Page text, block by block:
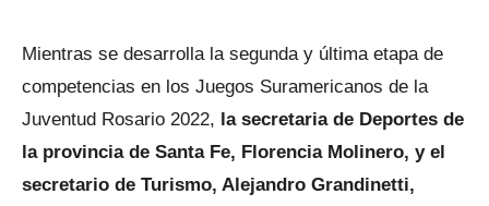
Mientras se desarrolla la segunda y última etapa de
competencias en los Juegos Suramericanos de la
Juventud Rosario 2022, la secretaria de Deportes de
la provincia de Santa Fe, Florencia Molinero, y el
secretario de Turismo, Alejandro Grandinetti,